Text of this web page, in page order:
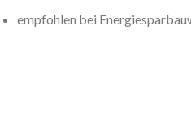
empfohlen bei